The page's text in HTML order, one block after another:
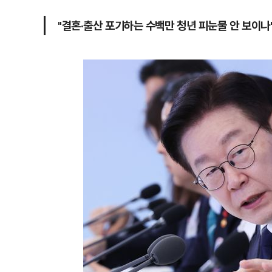
"결혼·출산 포기하는 수백만 청년 피눈물 안 보이